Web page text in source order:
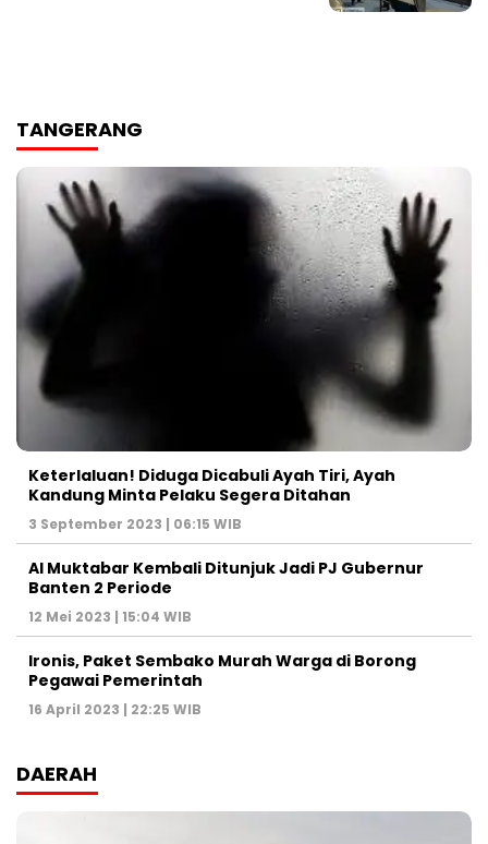
TANGERANG
Keterlaluan! Diduga Dicabuli Ayah Tiri, Ayah
Kandung Minta Pelaku Segera Ditahan
3 September 2023 | 06:15 WIB
Al Muktabar Kembali Ditunjuk Jadi PJ Gubernur
Banten 2 Periode
12 Mei 2023 | 15:04 WIB
Ironis, Paket Sembako Murah Warga di Borong
Pegawai Pemerintah
16 April 2023 | 22:25 WIB
DAERAH